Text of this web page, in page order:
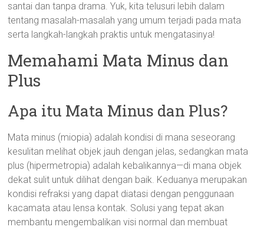
santai dan tanpa drama. Yuk, kita telusuri lebih dalam
tentang masalah-masalah yang umum terjadi pada mata
serta langkah-langkah praktis untuk mengatasinya!
Memahami Mata Minus dan
Plus
Apa itu Mata Minus dan Plus?
Mata minus (miopia) adalah kondisi di mana seseorang
kesulitan melihat objek jauh dengan jelas, sedangkan mata
plus (hipermetropia) adalah kebalikannya—di mana objek
dekat sulit untuk dilihat dengan baik. Keduanya merupakan
kondisi refraksi yang dapat diatasi dengan penggunaan
kacamata atau lensa kontak. Solusi yang tepat akan
membantu mengembalikan visi normal dan membuat